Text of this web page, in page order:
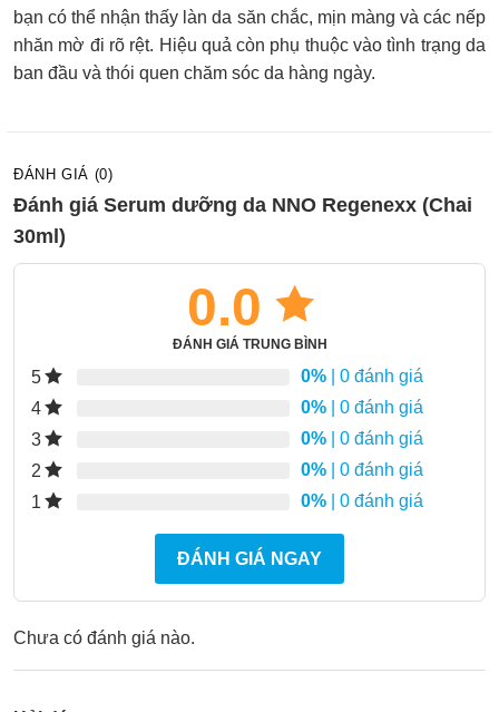
bạn có thể nhận thấy làn da săn chắc, mịn màng và các nếp
nhăn mờ đi rõ rệt. Hiệu quả còn phụ thuộc vào tình trạng da
ban đầu và thói quen chăm sóc da hàng ngày.
ĐÁNH GIÁ (0)
Đánh giá Serum dưỡng da NNO Regenexx (Chai
30ml)
0.0
ĐÁNH GIÁ TRUNG BÌNH
5 0% | 0 đánh giá
4
0% | 0 đánh giá
3
0% | 0 đánh giá
2
0% | 0 đánh giá
1
0% | 0 đánh giá
ĐÁNH GIÁ NGAY
Chưa có đánh giá nào.